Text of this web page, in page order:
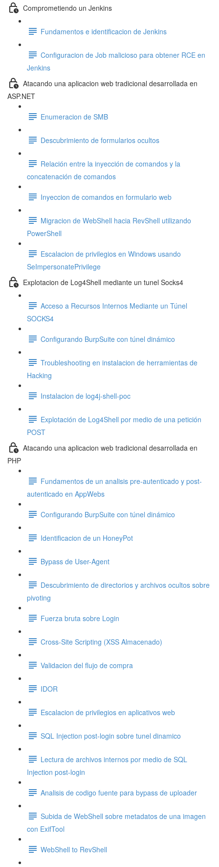
Comprometiendo un Jenkins
Fundamentos e identificacion de Jenkins
Configuracion de Job malicioso para obtener RCE en
Jenkins
Atacando una aplicacion web tradicional desarrollada en
ASP.NET
Enumeracion de SMB
Descubrimiento de formularios ocultos
Relación entre la inyección de comandos y la
concatenación de comandos
Inyeccion de comandos en formulario web
Migracion de WebShell hacia RevShell utilizando
PowerShell
Escalacion de privilegios en Windows usando
SeImpersonatePrivilege
Explotacion de Log4Shell mediante un tunel Socks4
Acceso a Recursos Internos Mediante un Túnel
SOCKS4
Configurando BurpSuite con túnel dinámico
Troubleshooting en instalacion de herramientas de
Hacking
Instalacion de log4j-shell-poc
Explotación de Log4Shell por medio de una petición
POST
Atacando una aplicacion web tradicional desarrollada en
PHP
Fundamentos de un analisis pre-autenticado y post-
autenticado en AppWebs
Configurando BurpSuite con túnel dinámico
Identificacion de un HoneyPot
Bypass de User-Agent
Descubrimiento de directorios y archivos ocultos sobre
pivoting
Fuerza bruta sobre Login
Cross-Site Scripting (XSS Almacenado)
Validacion del flujo de compra
IDOR
Escalacion de privilegios en aplicativos web
SQL Injection post-login sobre tunel dinamico
Lectura de archivos internos por medio de SQL
Injection post-login
Analisis de codigo fuente para bypass de uploader
Subida de WebShell sobre metadatos de una imagen
con ExifTool
WebShell to RevShell